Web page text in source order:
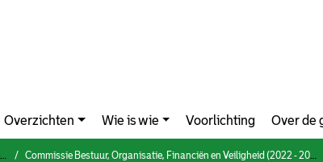
Overzichten Wie is wie Voorlichting Over de
Commissie Bestuur, Organisatie, Financiën en Veiligheid (2022 - 2026) (donderdag 30 maart 2023)